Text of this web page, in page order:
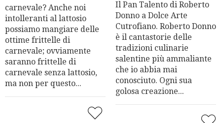
carnevale? Anche noi
intolleranti al lattosio
possiamo mangiare delle
ottime frittelle di
carnevale; ovviamente
saranno frittelle di
carnevale senza lattosio,
ma non per questo...
Il Pan Talento di Roberto
Donno a Dolce Arte
Cutrofiano. Roberto Donno
è il cantastorie delle
tradizioni culinarie
salentine più ammaliante
che io abbia mai
conosciuto. Ogni sua
golosa creazione...